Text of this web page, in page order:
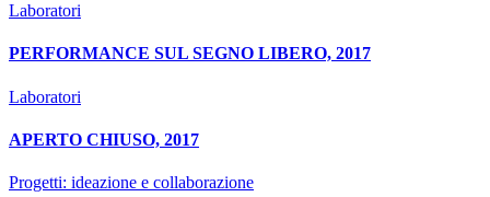
Laboratori
PERFORMANCE SUL SEGNO LIBERO, 2017
Laboratori
APERTO CHIUSO, 2017
Progetti: ideazione e collaborazione